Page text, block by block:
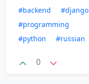
#backend
#django
#programming
#python
#russian
0